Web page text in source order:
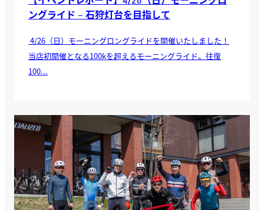
ングライド – 石狩灯台を目指して
4/26（日）モーニングロングライドを開催いたしました！
当店初開催となる100kを超えるモーニングライド。往復
100...